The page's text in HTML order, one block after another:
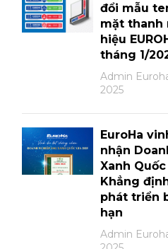
đổi mẫu
mặt thanh
hiệu
tháng 1/
Admin
2025
EuroHa
nhận
Xanh
Khẳng
phát triển
hạn
Admin